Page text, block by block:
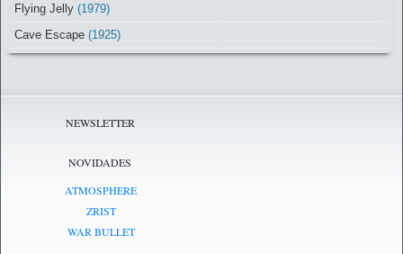
Flying Jelly (1979)
Cave Escape (1925)
NEWSLETTER
NOVIDADES
ATMOSPHERE
ZRIST
WAR BULLET